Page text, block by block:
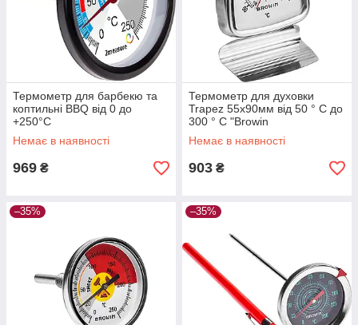
Термометр для барбекю та
коптильні BBQ від 0 до
+250°C
Немає в наявності
969 ₴
Термометр для духовки
Trapez 55х90мм від 50 ° C до
300 ° C "Browin
Немає в наявності
903 ₴
–35% –35%